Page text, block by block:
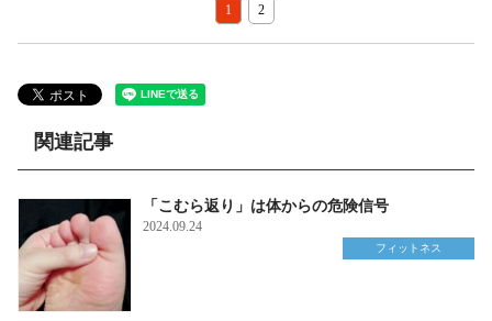
1 2
関連記事
「こむら返り」は体からの危険信号
2024.09.24
フィットネス